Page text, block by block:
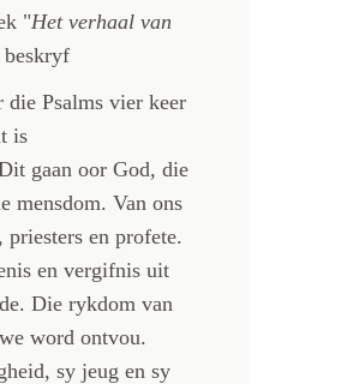
"Het verhaal van
Psalms vier keer
is
gaan oor God, die
mensdom. Van ons
en profete.
en vergifnis uit
Die rykdom van
word ontvou.
sy jeug en sy